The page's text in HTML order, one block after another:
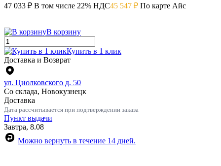
47 033 ₽ В том числе 22% НДС45 547 ₽ По карте Айс
В корзину
Купить в 1 клик
Доставка и Возврат
ул. Циолковского д. 50
Со склада, Новокузнецк
Доставка
Дата рассчитывается при подтверждении заказа
Пункт выдачи
Завтра, 8.08
Можно вернуть в течение 14 дней.